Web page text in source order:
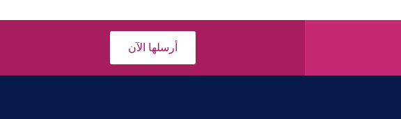
أرسلها الآن